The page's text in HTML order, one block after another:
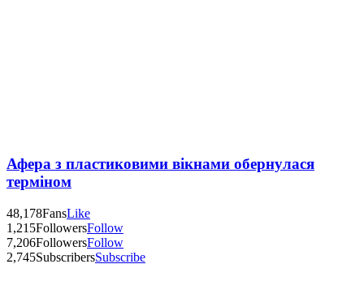
Афера з пластиковими вікнами обернулася
терміном
48,178FansLike
1,215FollowersFollow
7,206FollowersFollow
2,745SubscribersSubscribe